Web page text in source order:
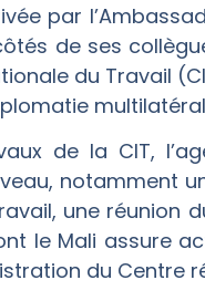
par
de ses
du Travail
de la CIT,
notamment
une réunion
le Mali assure
du Centre